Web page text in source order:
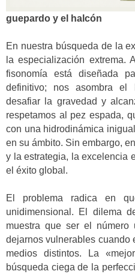
guepardo y el halcón
En nuestra búsqueda de la
la especialización extrema.
fisonomía está diseñada
definitivo; nos asombra el
desafiar la gravedad y
respetamos al pez espada,
con una hidrodinámica
en su ámbito. Sin embargo,
y la estrategia, la excelencia
el éxito global.
El problema radica en
unidimensional. El dilema
muestra que ser el
dejarnos vulnerables cuando
medios distintos. La
búsqueda ciega de la